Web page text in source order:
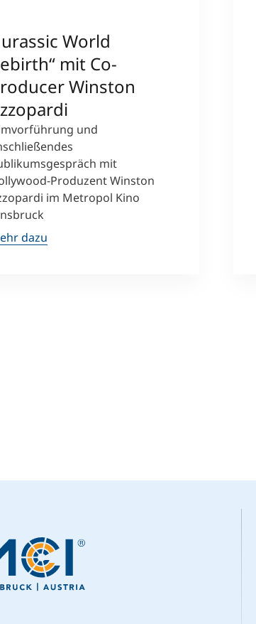
World
mit Co-
Winston
und
mit
Produzent Winston
im Metropol Kino
dazu